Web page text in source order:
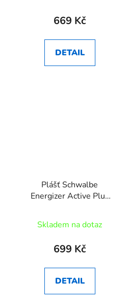
669 Kč
DETAIL
Plášť Schwalbe
Energizer Active Plus
622) drát
Skladem na dotaz
699 Kč
DETAIL